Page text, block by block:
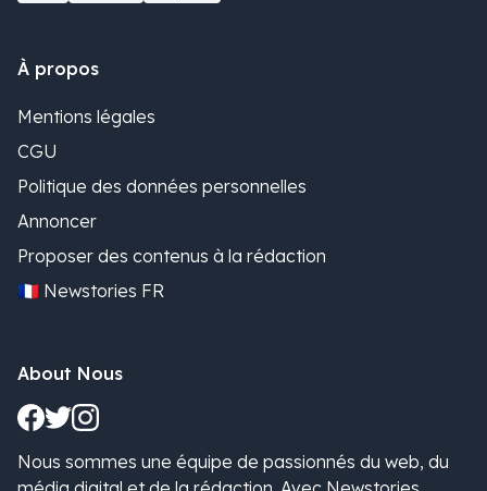
À propos
Mentions légales
CGU
Politique des données personnelles
Annoncer
Proposer des contenus à la rédaction
🇫🇷 Newstories FR
About Nous
Nous sommes une équipe de passionnés du web, du